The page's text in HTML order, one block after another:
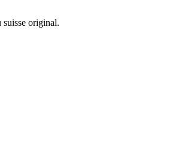
suisse original.